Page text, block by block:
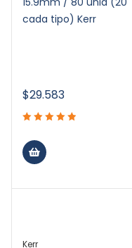
cada tipo) Kerr
$29.583
Kerr